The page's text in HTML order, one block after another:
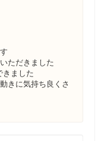
ただきました
きました
きに気持ち良くさ